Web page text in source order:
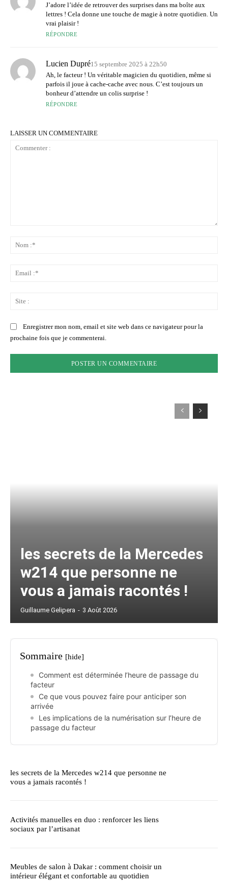
J’adore l’idée de retrouver des surprises dans ma boîte aux
lettres ! Cela donne une touche de magie à notre quotidien. Un
vrai plaisir !
RÉPONDRE
Lucien Dupré15 septembre 2025 à 22h50
Ah, le facteur ! Un véritable magicien du quotidien, même si
parfois il joue à cache-cache avec nous. C’est toujours un
bonheur d’attendre un colis surprise !
RÉPONDRE
LAISSER UN COMMENTAIRE
Enregistrer mon nom, email et site web dans ce navigateur pour la
prochaine fois que je commenterai.
les secrets de la Mercedes
w214 que personne ne
vous a jamais racontés !
Guillaume Gelipera - 3 Août 2026
Sommaire [hide]
Comment est déterminée l’heure de passage du
facteur
Ce que vous pouvez faire pour anticiper son
arrivée
Les implications de la numérisation sur l’heure de
passage du facteur
les secrets de la Mercedes w214 que personne ne
vous a jamais racontés !
Activités manuelles en duo : renforcer les liens
sociaux par l’artisanat
Meubles de salon à Dakar : comment choisir un
intérieur élégant et confortable au quotidien